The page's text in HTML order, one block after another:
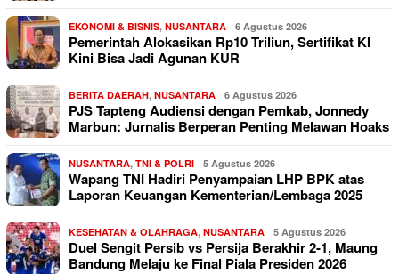
EKONOMI & BISNIS, NUSANTARA 6 Agustus 2026
Pemerintah Alokasikan Rp10 Triliun, Sertifikat KI
Kini Bisa Jadi Agunan KUR
BERITA DAERAH, NUSANTARA 6 Agustus 2026
PJS Tapteng Audiensi dengan Pemkab, Jonnedy
Marbun: Jurnalis Berperan Penting Melawan Hoaks
NUSANTARA, TNI & POLRI 5 Agustus 2026
Wapang TNI Hadiri Penyampaian LHP BPK atas
Laporan Keuangan Kementerian/Lembaga 2025
KESEHATAN & OLAHRAGA, NUSANTARA 5 Agustus 2026
Duel Sengit Persib vs Persija Berakhir 2-1, Maung
Bandung Melaju ke Final Piala Presiden 2026